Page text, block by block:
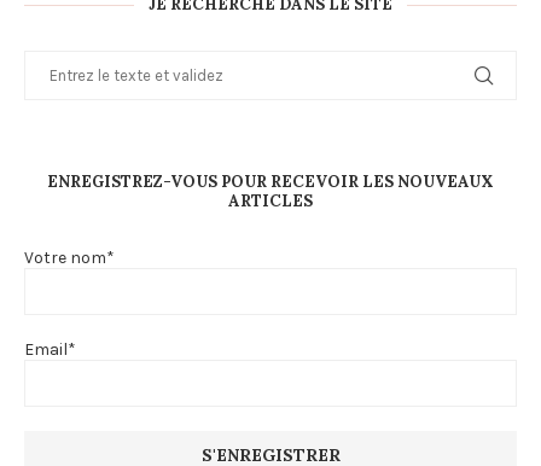
ENREGISTREZ-VOUS POUR RECEVOIR LES NOUVEAUX
ARTICLES
Votre nom*
Email*